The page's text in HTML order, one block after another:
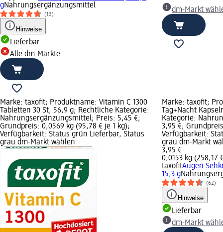
gNahrungsergänzungsmittel
(13)
Hinweise
Lieferbar
Alle dm-Märkte
dm-Markt
Marke: taxofit; Produktname: Vitamin C 1300
Tabletten 30 St, 56,9 g; Rechtliche Kategorie:
Nahrungsergänzungsmittel; Preis: 5,45 €;
Grundpreis: 0,0569 kg (95,78 € je 1 kg);
Verfügbarkeit: Status grün Lieferbar, Status
grau dm-Markt wählen
Marke: taxofit;
Tag+Nacht
Kategorie:
3,95 €;
Verfügbarkeit:
grau dm-Markt
3,95 €
0,0153 kg (258,17
taxofitAugen
15,3 g
(62)
Hinweise
Lieferbar
dm-Markt